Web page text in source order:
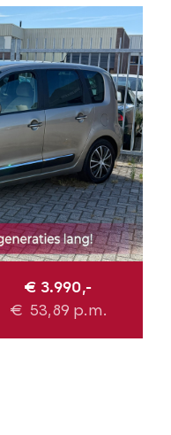
€ 3.990,-
€ 53,89 p.m.